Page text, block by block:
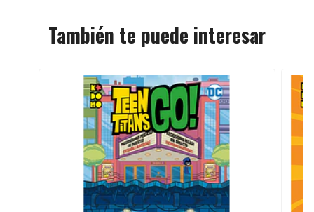
También te puede interesar